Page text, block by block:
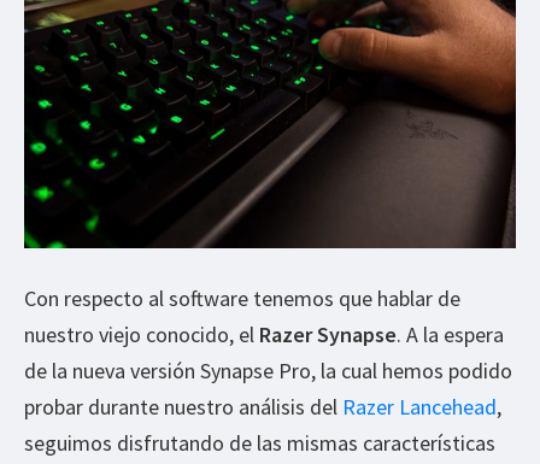
Con respecto al software tenemos que hablar de
nuestro viejo conocido, el Razer Synapse. A la espera
de la nueva versión Synapse Pro, la cual hemos podido
probar durante nuestro análisis del Razer Lancehead,
seguimos disfrutando de las mismas características